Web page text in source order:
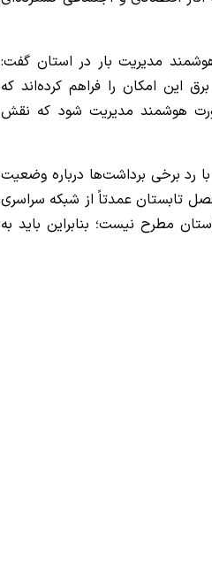
مدیریت بار در استان گفت:
این امکان را فراهم کرده‌اند که
هوشمند مدیریت شود که نقش
رد برخی برداشت‌ها درباره وضعیت
تابستان عمدتاً از شبکه سراسری
مطرح نیست؛ بنابراین باید به